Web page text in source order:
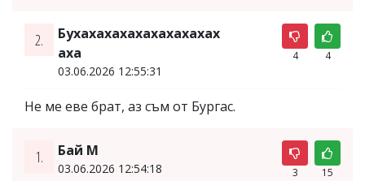
2.
Бухахахахахахахахахах
аха
03.06.2026 12:55:31
4 4
Не ме еве брат, аз съм от Бургас.
1. Бай М
03.06.2026 12:54:18 3 15